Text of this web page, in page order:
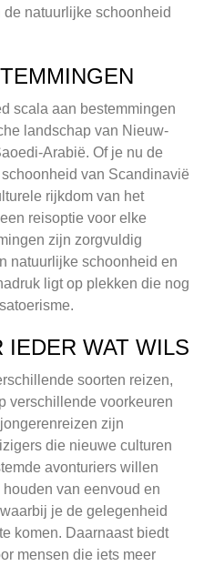
natuurlijke schoonheid
scala aan bestemmingen
landschap van Nieuw-
Arabië. Of je nu de
van Scandinavië
rijkdom van het
reisoptie voor elke
zijn zorgvuldig
natuurlijke schoonheid en
ligt op plekken die nog
IEDER WAT WILS
soorten reizen,
verschillende voorkeuren
zijn
die nieuwe culturen
avonturiers willen
van eenvoud en
je de gelegenheid
komen. Daarnaast biedt
mensen die iets meer